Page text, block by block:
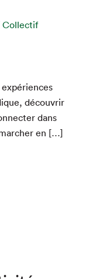
Collectif
décou­vrir
dans
en […]